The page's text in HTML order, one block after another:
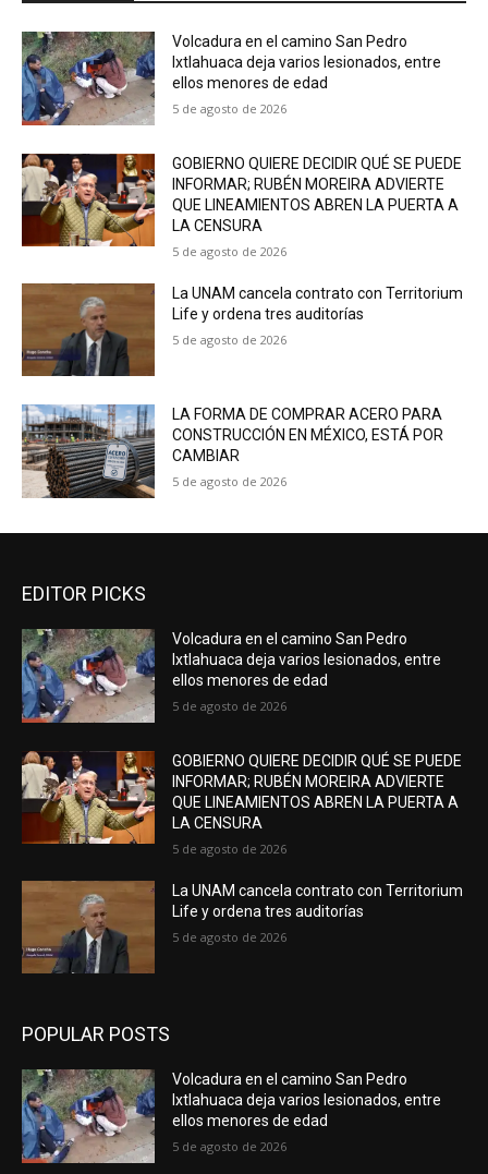
Volcadura en el camino San Pedro
Ixtlahuaca deja varios lesionados, entre
ellos menores de edad
5 de agosto de 2026
GOBIERNO QUIERE DECIDIR QUÉ SE PUEDE
INFORMAR; RUBÉN MOREIRA ADVIERTE
QUE LINEAMIENTOS ABREN LA PUERTA A
LA CENSURA
5 de agosto de 2026
La UNAM cancela contrato con Territorium
Life y ordena tres auditorías
5 de agosto de 2026
LA FORMA DE COMPRAR ACERO PARA
CONSTRUCCIÓN EN MÉXICO, ESTÁ POR
CAMBIAR
5 de agosto de 2026
EDITOR PICKS
Volcadura en el camino San Pedro
Ixtlahuaca deja varios lesionados, entre
ellos menores de edad
5 de agosto de 2026
GOBIERNO QUIERE DECIDIR QUÉ SE PUEDE
INFORMAR; RUBÉN MOREIRA ADVIERTE
QUE LINEAMIENTOS ABREN LA PUERTA A
LA CENSURA
5 de agosto de 2026
La UNAM cancela contrato con Territorium
Life y ordena tres auditorías
5 de agosto de 2026
POPULAR POSTS
Volcadura en el camino San Pedro
Ixtlahuaca deja varios lesionados, entre
ellos menores de edad
5 de agosto de 2026